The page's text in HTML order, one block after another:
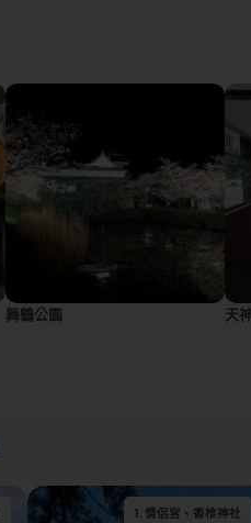
舞鶴公園 天
1. 情侶宮、香椎神社